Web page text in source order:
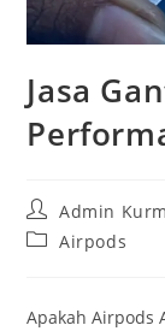
Jasa
Admin
Airpods
Apakah Airpods